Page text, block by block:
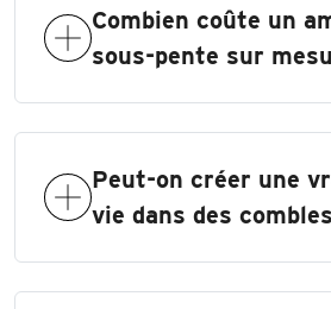
Combien coûte un
sous-pente sur
Peut-on créer une
vie dans des